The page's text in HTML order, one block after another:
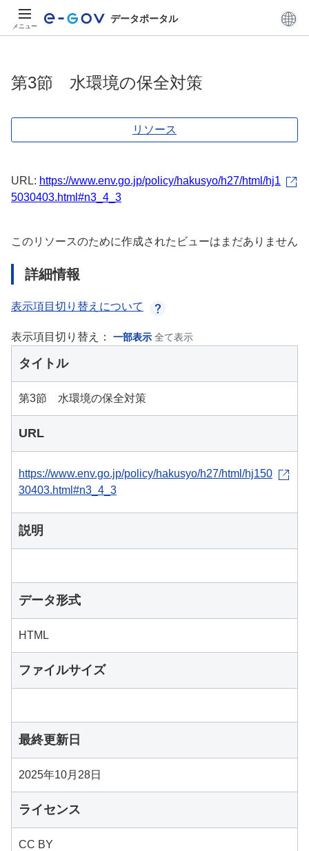
メニュー
データポータル
第3節 水環境の保全対策
リソース
URL: https://www.env.go.jp/policy/hakusyo/h27/html/hj1
5030403.html#n3_4_3
このリソースのために作成されたビューはまだありません
詳細情報
表示項目切り替えについて
表示項目切り替え： 一部表示 全て表示
タイトル
第3節 水環境の保全対策
URL
https://www.env.go.jp/policy/hakusyo/h27/html/hj150
30403.html#n3_4_3
説明
データ形式
HTML
ファイルサイズ
最終更新日
2025年10月28日
ライセンス
CC BY